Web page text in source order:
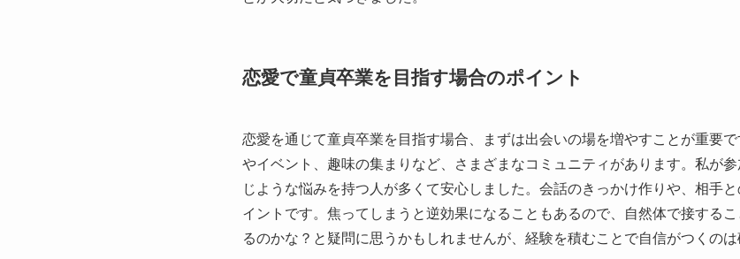
恋愛で童貞卒業を目指す場合のポイント
恋愛を通じて童貞卒業を目指す場合、まずは出会いの場を増やすことが重要
やイベント、趣味の集まりなど、さまざまなコミュニティがあります。私が
じような悩みを持つ人が多くて安心しました。会話のきっかけ作りや、相手
イントです。焦ってしまうと逆効果になることもあるので、自然体で接する
るのかな？と疑問に思うかもしれませんが、経験を積むことで自信がつくのは